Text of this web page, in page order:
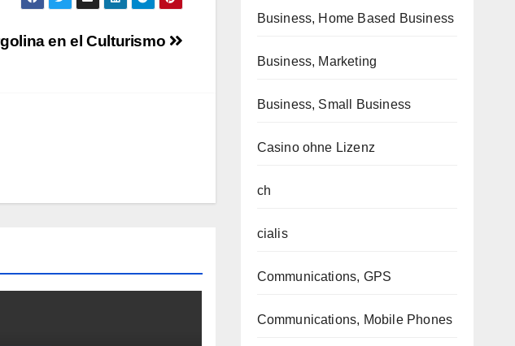
en el Culturismo
Business, Home Based Business
Business, Marketing
Business, Small Business
Casino ohne Lizenz
ch
cialis
Communications, GPS
Communications, Mobile Phones